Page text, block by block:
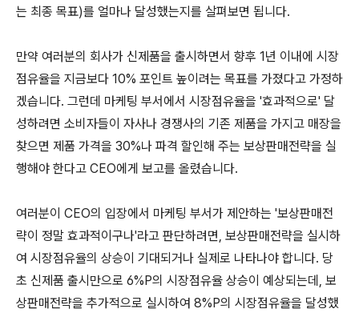
는 최종 목표)를 얼마나 달성했는지를 살펴보면 됩니다.
만약 여러분의 회사가 신제품을 출시하면서 향후 1년 이내에 시장
점유율을 지금보다 10% 포인트 높이려는 목표를 가졌다고 가정하
겠습니다. 그런데 마케팅 부서에서 시장점유율을 '효과적으로' 달
성하려면 소비자들이 자사나 경쟁사의 기존 제품을 가지고 매장을
찾으면 제품 가격을 30%나 파격 할인해 주는 보상판매전략을 실
행해야 한다고 CEO에게 보고를 올렸습니다.
여러분이 CEO의 입장에서 마케팅 부서가 제안하는 '보상판매전
략이 정말 효과적이구나'라고 판단하려면, 보상판매전략을 실시하
여 시장점유율의 상승이 기대되거나 실제로 나타나야 합니다. 당
초 신제품 출시만으로 6%P의 시장점유율 상승이 예상되는데, 보
상판매전략을 추가적으로 실시하여 8%P의 시장점유율을 달성했